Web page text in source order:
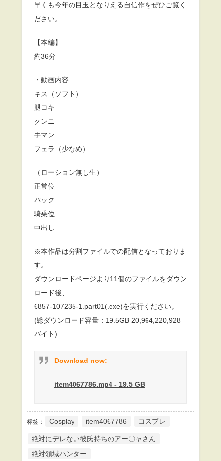
早くも今年の目玉となりえる自信作をぜひご覧く
ださい。
【本編】
約36分
・動画内容
キス（ソフト）
腿コキ
クンニ
手マン
フェラ（少なめ）
（ローション無し生）
正常位
バック
騎乗位
中出し
※本作品は分割ファイルでの配信となっておりま
す。
ダウンロードページより11個のファイルをダウン
ロード後、
6857-107235-1.part01(.exe)を実行ください。
(総ダウンロード容量：19.5GB 20,964,220,928
バイト)
Download now:
item4067786.mp4 - 19.5 GB
标签： Cosplay item4067786 コスプレ
絶対にデレない彼氏持ちのアー〇ャさん
絶対領域ハンター